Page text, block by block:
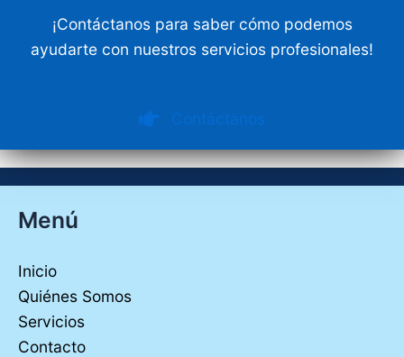
¡Contáctanos para saber cómo podemos
ayudarte con nuestros servicios profesionales!
Contáctanos
Menú
Inicio
Quiénes Somos
Servicios
Contacto